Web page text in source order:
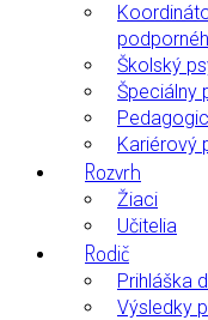
Školský
Špeciálny
Kariérový
Rozvrh
Žiaci
Učitelia
Rodič
Prihláška
Výsledky